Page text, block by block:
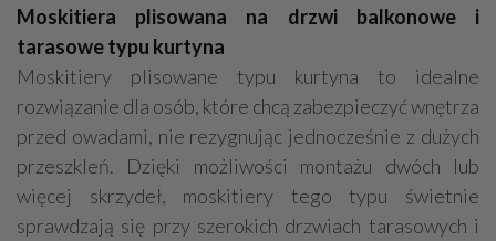
Moskitiera plisowana na drzwi balkonowe i
tarasowe typu kurtyna
Moskitiery plisowane typu kurtyna to idealne
rozwiązanie dla osób, które chcą zabezpieczyć wnętrza
przed owadami, nie rezygnując jednocześnie z dużych
przeszkleń. Dzięki możliwości montażu dwóch lub
więcej skrzydeł, moskitiery tego typu świetnie
sprawdzają się przy szerokich drzwiach tarasowych i